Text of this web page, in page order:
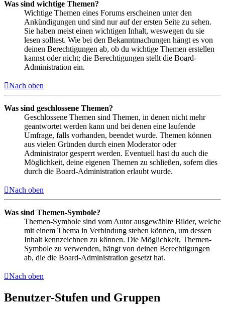
Was sind wichtige Themen?
Wichtige Themen eines Forums erscheinen unter den
Ankündigungen und sind nur auf der ersten Seite zu sehen.
Sie haben meist einen wichtigen Inhalt, weswegen du sie
lesen solltest. Wie bei den Bekanntmachungen hängt es von
deinen Berechtigungen ab, ob du wichtige Themen erstellen
kannst oder nicht; die Berechtigungen stellt die Board-
Administration ein.
Nach oben
Was sind geschlossene Themen?
Geschlossene Themen sind Themen, in denen nicht mehr
geantwortet werden kann und bei denen eine laufende
Umfrage, falls vorhanden, beendet wurde. Themen können
aus vielen Gründen durch einen Moderator oder
Administrator gesperrt werden. Eventuell hast du auch die
Möglichkeit, deine eigenen Themen zu schließen, sofern dies
durch die Board-Administration erlaubt wurde.
Nach oben
Was sind Themen-Symbole?
Themen-Symbole sind vom Autor ausgewählte Bilder, welche
mit einem Thema in Verbindung stehen können, um dessen
Inhalt kennzeichnen zu können. Die Möglichkeit, Themen-
Symbole zu verwenden, hängt von deinen Berechtigungen
ab, die die Board-Administration gesetzt hat.
Nach oben
Benutzer-Stufen und Gruppen